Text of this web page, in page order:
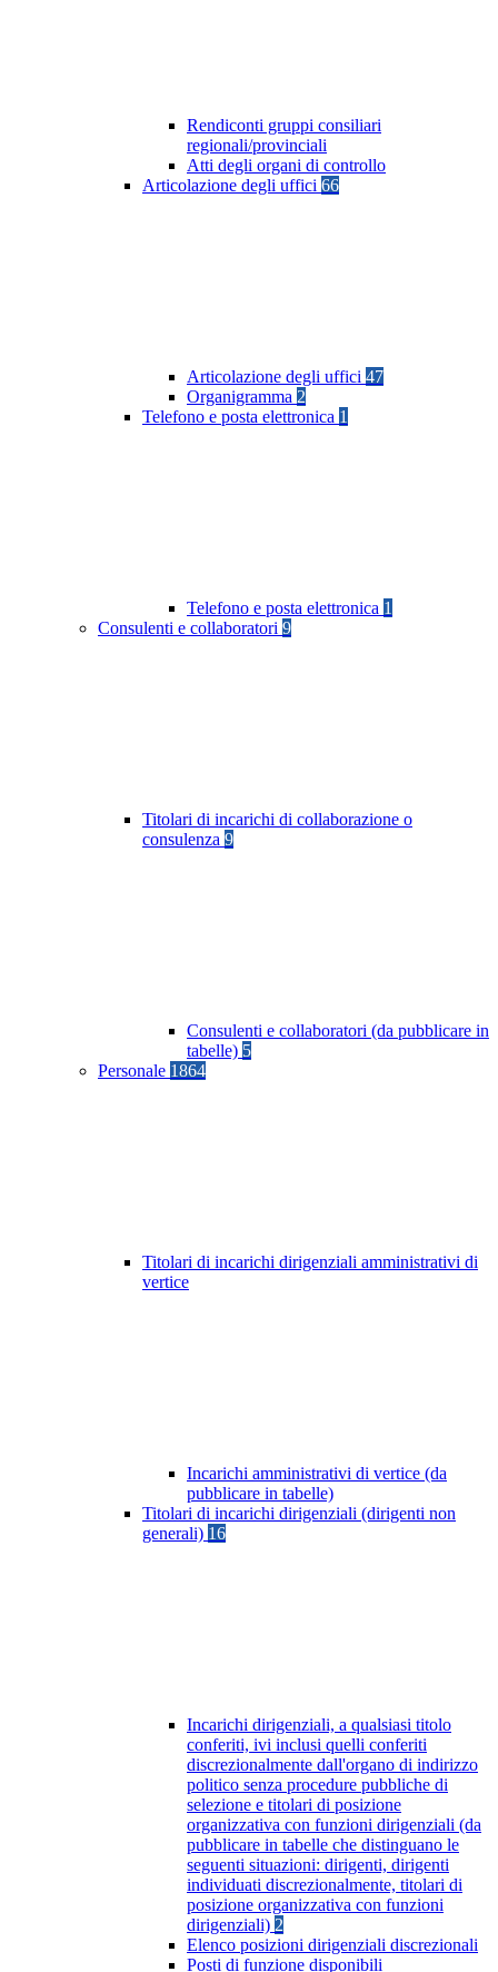
Rendiconti gruppi consiliari
regionali/provinciali
Atti degli organi di controllo
Articolazione degli uffici 66
Articolazione degli uffici 47
Organigramma 2
Telefono e posta elettronica 1
Telefono e posta elettronica 1
Consulenti e collaboratori 9
Titolari di incarichi di collaborazione o
consulenza 9
Consulenti e collaboratori (da pubblicare in
tabelle) 5
Personale 1864
Titolari di incarichi dirigenziali amministrativi di
vertice
Incarichi amministrativi di vertice (da
pubblicare in tabelle)
Titolari di incarichi dirigenziali (dirigenti non
generali) 16
Incarichi dirigenziali, a qualsiasi titolo
conferiti, ivi inclusi quelli conferiti
discrezionalmente dall'organo di indirizzo
politico senza procedure pubbliche di
selezione e titolari di posizione
organizzativa con funzioni dirigenziali (da
pubblicare in tabelle che distinguano le
seguenti situazioni: dirigenti, dirigenti
individuati discrezionalmente, titolari di
posizione organizzativa con funzioni
dirigenziali) 2
Elenco posizioni dirigenziali discrezionali
Posti di funzione disponibili